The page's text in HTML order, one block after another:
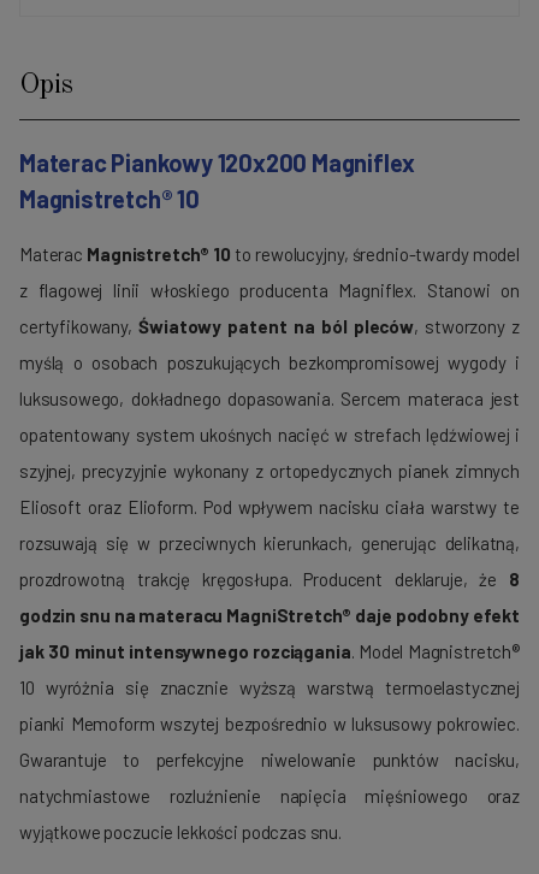
Opis
Materac Piankowy 120x200 Magniflex
Magnistretch® 10
Materac Magnistretch® 10 to rewolucyjny, średnio-twardy model
z flagowej linii włoskiego producenta Magniflex. Stanowi on
certyfikowany,Światowy patent na ból pleców, stworzony z
myślą o osobach poszukujących bezkompromisowej wygody i
luksusowego, dokładnego dopasowania. Sercem materaca jest
opatentowany system ukośnych nacięć w strefach lędźwiowej i
szyjnej, precyzyjnie wykonany z ortopedycznych pianek zimnych
Eliosoft oraz Elioform. Pod wpływem nacisku ciała warstwy te
rozsuwają się w przeciwnych kierunkach, generując delikatną,
prozdrowotną trakcję kręgosłupa. Producent deklaruje, że 8
godzin snu na materacu MagniStretch® daje podobny efekt
jak 30 minut intensywnego rozciągania. Model Magnistretch®
10 wyróżnia się znacznie wyższą warstwą termoelastycznej
pianki Memoform wszytej bezpośrednio w luksusowy pokrowiec.
Gwarantuje to perfekcyjne niwelowanie punktów nacisku,
natychmiastowe rozluźnienie napięcia mięśniowego oraz
wyjątkowe poczucie lekkości podczas snu.